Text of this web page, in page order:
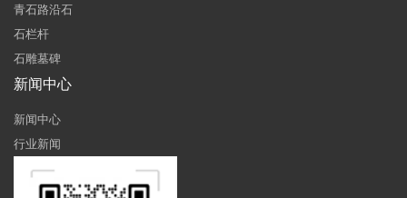
青石路沿石
石栏杆
石雕墓碑
新闻中心
新闻中心
行业新闻